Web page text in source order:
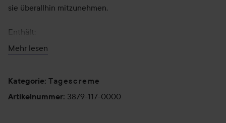
sie überallhin mitzunehmen.
Enthält:
- **Tetramid C.E.F**: Intensive Vitamin-C-Behandlung
- **Ceramide Treatment**: Hochdosierte
- **Azid**: 15% Azelainsäurebehandlung
- **A-Retinyl Retinoate**: Anti-Aging-Behandlung mit
Mehr lesen
Kategorie: Tagescreme
Artikelnummer: 3879-117-0000